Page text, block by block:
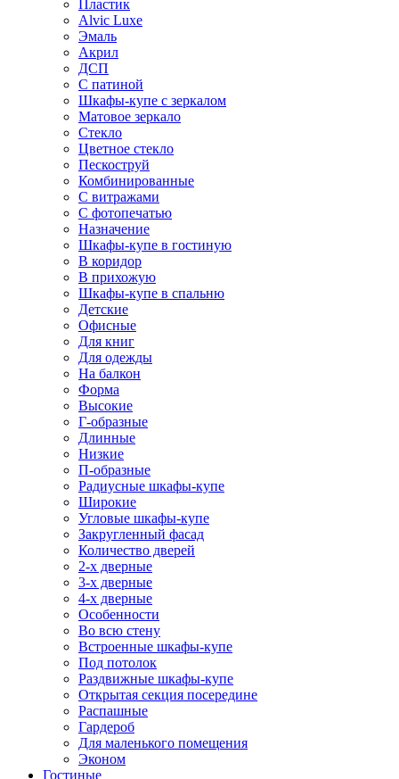
Пластик
Alvic Luxe
Эмаль
Акрил
ДСП
С патиной
Шкафы-купе с зеркалом
Матовое зеркало
Стекло
Цветное стекло
Пескоструй
Комбинированные
С витражами
С фотопечатью
Назначение
Шкафы-купе в гостиную
В коридор
В прихожую
Шкафы-купе в спальню
Детские
Офисные
Для книг
Для одежды
На балкон
Форма
Высокие
Г-образные
Длинные
Низкие
П-образные
Радиусные шкафы-купе
Широкие
Угловые шкафы-купе
Закругленный фасад
Количество дверей
2-х дверные
3-х дверные
4-х дверные
Особенности
Во всю стену
Встроенные шкафы-купе
Под потолок
Раздвижные шкафы-купе
Открытая секция посередине
Распашные
Гардероб
Для маленького помещения
Эконом
Гостиные